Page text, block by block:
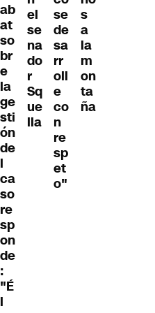
ab
at
so
br
e
la
ge
sti
ón
de
l
ca
so
re
sp
on
de
:
"É
l
el
se
na
do
r
Sq
ue
lla
se
de
sa
rr
oll
e
co
n
re
sp
et
o"
s
a
la
m
on
ta
ña